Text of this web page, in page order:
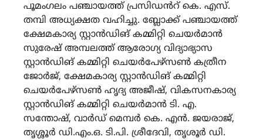
പൂമംഗലം പഞ്ചായത്ത് പ്രസിഡൻറ് കെ. എസ്.
തമ്പി അധ്യക്ഷത വഹിച്ചു. ബ്ലോക്ക് പഞ്ചായത്ത്
ക്ഷേമകാര്യ സ്റ്റാൻഡിങ് കമ്മിറ്റി ചെയർമാൻ
സുരേഷ് അമ്പലത്ത് ആരോഗ്യ വിദ്യാഭ്യാസ
സ്റ്റാൻഡിങ് കമ്മിറ്റി ചെയർപേഴ്സൺ കത്രീന
ജോർജ്, ക്ഷേമകാര്യ സ്റ്റാൻഡിങ് കമ്മിറ്റി
ചെയർപേഴ്സൺ ഹൃദ്യ അജീഷ്, വികസനകാര്യ
സ്റ്റാൻഡിങ് കമ്മിറ്റി ചെയർമാൻ ടി. എ.
സന്തോഷ്, വാർഡ് മെമ്പർ കെ. എൻ. ജയരാജ്,
തൃശ്ശൂർ ഡി.എം.ഒ. ടി.പി. ശ്രീദേവി, തൃശൂർ ഡി.